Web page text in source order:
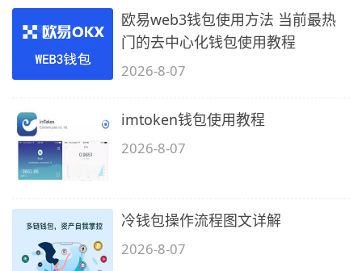
欧易web3钱包使用方法 当前最热
门的去中心化钱包使用教程
2026-8-07
imtoken钱包使用教程
2026-8-07
冷钱包操作流程图文详解
2026-8-07